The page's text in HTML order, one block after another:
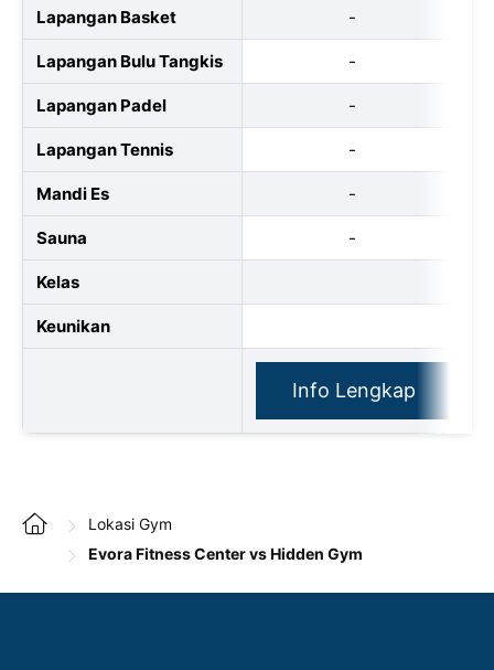
Lapangan Basket -
Lapangan Bulu Tangkis -
Lapangan Padel -
Lapangan Tennis -
Mandi Es -
Sauna -
Kelas
Keunikan
Info Lengkap
Lokasi Gym
Evora Fitness Center vs Hidden Gym